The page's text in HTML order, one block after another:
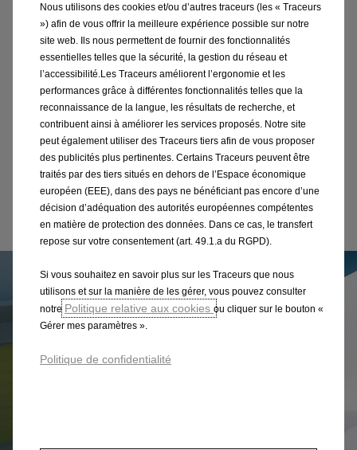
Avec le nouveau Movano Electric, vous maximisez
l'efficacité à chaque trajet. Cela n'est pas seulement
dû à sa motorisation électrique de pointe, mais aussi
à sa connectivité et à sa navigation avancées. Rendez
votre journée de travail plus facile grâce à un système
d'infodivertissement dernier cri et à une planification
optimale des itinéraires.
En savoir plus sur les options
Nous utilisons des cookies et/ou d’autres traceurs (les « Traceurs
») afin de vous offrir la meilleure expérience possible sur notre
site web. Ils nous permettent de fournir des fonctionnalités
essentielles telles que la sécurité, la gestion du réseau et
l’accessibilité.Les Traceurs améliorent l’ergonomie et les
performances grâce à différentes fonctionnalités telles que la
reconnaissance de la langue, les résultats de recherche, et
contribuent ainsi à améliorer les services proposés. Notre site
peut également utiliser des Traceurs tiers afin de vous proposer
des publicités plus pertinentes. Certains Traceurs peuvent être
traités par des tiers situés en dehors de l’Espace économique
européen (EEE), dans des pays ne bénéficiant pas encore d’une
décision d’adéquation des autorités européennes compétentes
en matière de protection des données. Dans ce cas, le transfert
repose sur votre consentement (art. 49.1.a du RGPD).
Si vous souhaitez en savoir plus sur les Traceurs que nous
utilisons et sur la manière de les gérer, vous pouvez consulter
notre Politique relative aux cookies ou cliquer sur le bouton «
Gérer mes paramètres ».
Politique de confidentialité